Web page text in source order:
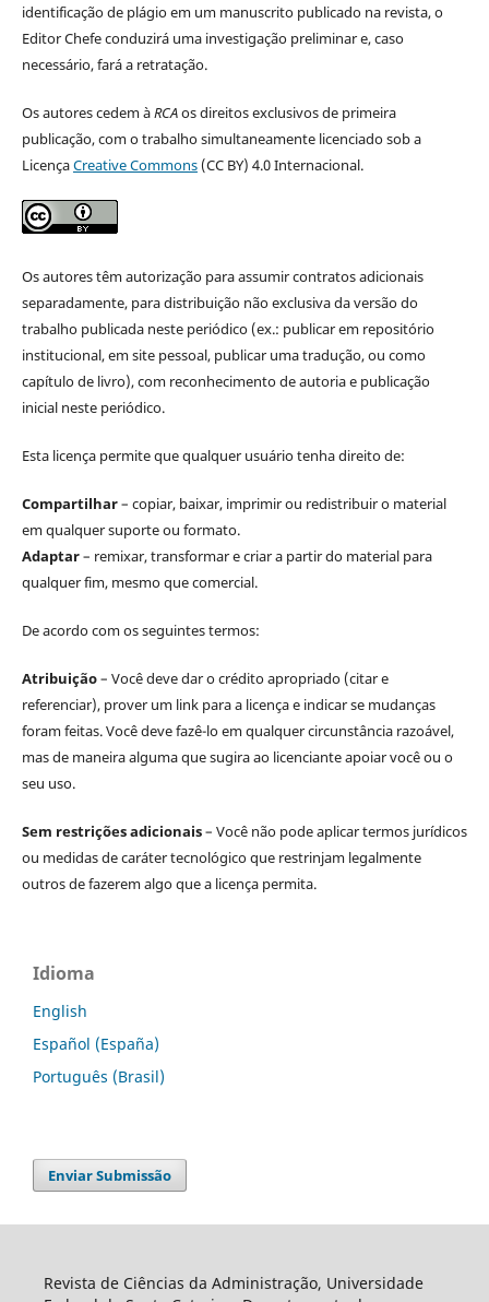
identificação de plágio em um manuscrito publicado na revista, o
Editor Chefe conduzirá uma investigação preliminar e, caso
necessário, fará a retratação.
Os autores cedem àRCAos direitos exclusivos de primeira
publicação, com o trabalho simultaneamente licenciado sob a
LicençaCreative Commons(CC BY) 4.0 Internacional.
Os autores têm autorização para assumir contratos adicionais
separadamente, para distribuição não exclusiva da versão do
trabalho publicada neste periódico (ex.: publicar em repositório
institucional, em site pessoal, publicar uma tradução, ou como
capítulo de livro), com reconhecimento de autoria e publicação
inicial neste periódico.
Esta licença permite que qualquer usuário tenha direito de:
Compartilhar– copiar, baixar, imprimir ou redistribuir o material
em qualquer suporte ou formato.
Adaptar– remixar, transformar e criar a partir do material para
qualquer fim, mesmo que comercial.
De acordo com os seguintes termos:
Atribuição– Você deve dar o crédito apropriado (citar e
referenciar), prover um link para a licença e indicar se mudanças
foram feitas. Você deve fazê-lo em qualquer circunstância razoável,
mas de maneira alguma que sugira ao licenciante apoiar você ou o
seu uso.
Sem restrições adicionais– Você não pode aplicar termos jurídicos
ou medidas de caráter tecnológico que restrinjam legalmente
outros de fazerem algo que a licença permita.
Idioma
English
Español (España)
Português (Brasil)
Enviar Submissão
Revista de Ciências da Administração, Universidade